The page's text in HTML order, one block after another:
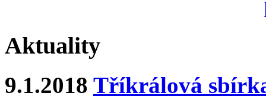
Aktuality
9.1.2018 Tříkrálová